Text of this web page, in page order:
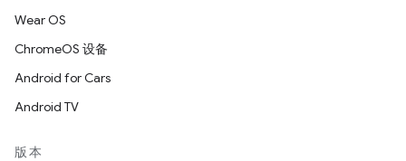
Wear OS
ChromeOS 设备
Android for Cars
Android TV
版本